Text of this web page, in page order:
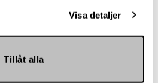
Visa detaljer
Tillåt alla